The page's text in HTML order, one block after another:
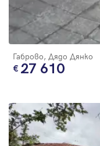
Габрово, Дядо Дянко
27 610